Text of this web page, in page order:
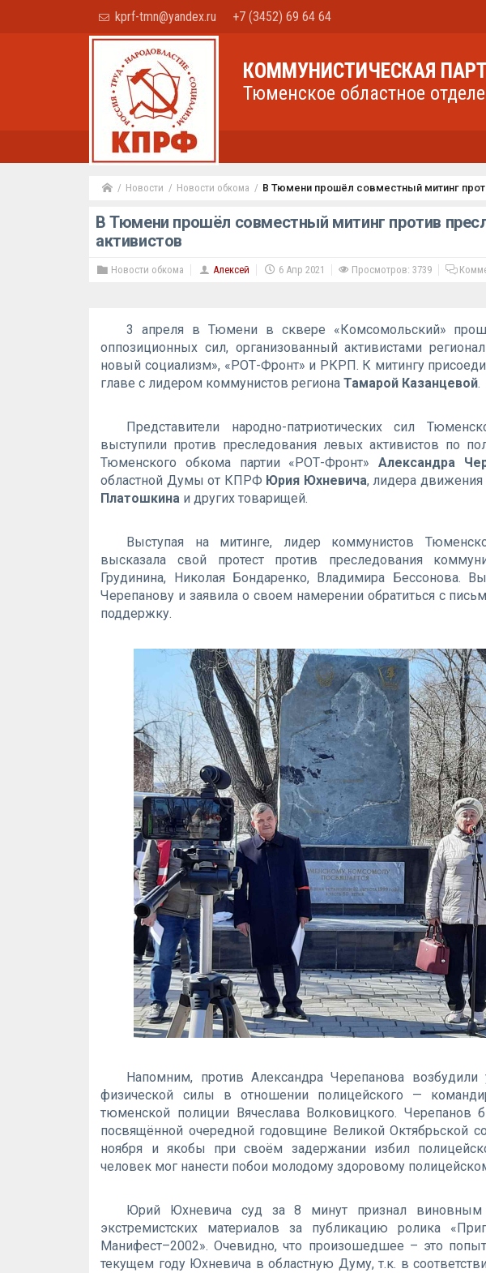
kprf-tmn@yandex.ru +7 (3452) 69 64 64
КОММУНИСТИЧЕСКАЯ
Тюменское областное
Новости Новости обкома В Тюмени прошёл совместный митинг
В Тюмени прошёл совместный митинг против
активистов
Новости обкома Алексей 6 Апр 2021 Просмотров: 3739
3 апреля в Тюмени в сквере «Комсомольский»
оппозиционных сил, организованный активистами
новый социализм», «РОТ-Фронт» и РКРП. К митингу
главе с лидером коммунистов регионаТамарой Казанцевой.
Представители народно-патриотических сил
выступили против преследования левых активистов по
Тюменского обкома партии «РОТ-Фронт» Александра
областной Думы от КПРФ Юрия Юхневича, лидера
Платошкина и других товарищей.
Выступая на митинге, лидер коммунистов
высказала свой протест против преследования
Грудинина, Николая Бондаренко, Владимира Бессонова.
Черепанову и заявила о своем намерении обратиться с
поддержку.
Напомним, против Александра Черепанова
физической силы в отношении полицейского —
тюменской полиции Вячеслава Волковицкого.
посвящённой очередной годовщине Великой Октябрьской
ноября и якобы при своём задержании избил
человек мог нанести побои молодому здоровому
Юрий Юхневича суд за 8 минут признал виновным
экстремистских материалов за публикацию ролика
Манифест–2002». Очевидно, что произошедшее – это
текущем году Юхневича в областную Думу, т.к. в